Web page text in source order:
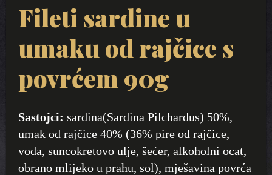
Fileti sardine u
umaku od rajčice s
povrćem 90g
Sastojci: sardina(Sardina Pilchardus) 50%,
umak od rajčice 40% (36% pire od rajčice,
voda, suncokretovo ulje, šećer, alkoholni ocat,
obrano mlijeko u prahu, sol), mješavina povrća